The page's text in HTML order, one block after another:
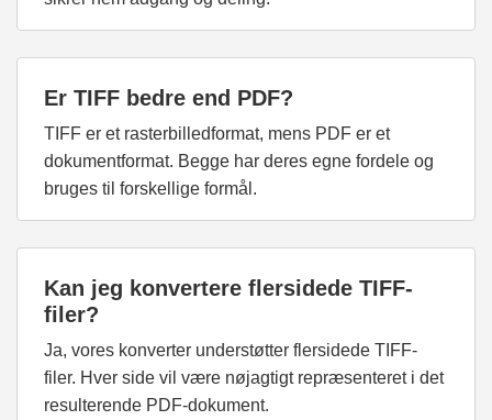
Er TIFF bedre end PDF?
TIFF er et rasterbilledformat, mens PDF er et
dokumentformat. Begge har deres egne fordele og
bruges til forskellige formål.
Kan jeg konvertere flersidede TIFF-
filer?
Ja, vores konverter understøtter flersidede TIFF-
filer. Hver side vil være nøjagtigt repræsenteret i det
resulterende PDF-dokument.